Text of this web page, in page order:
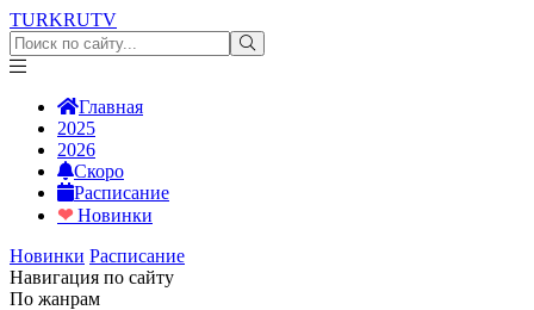
TURKRUTV
Главная
2025
2026
Скоро
Расписание
❤Новинки
Новинки Расписание
Навигация по сайту
По жанрам